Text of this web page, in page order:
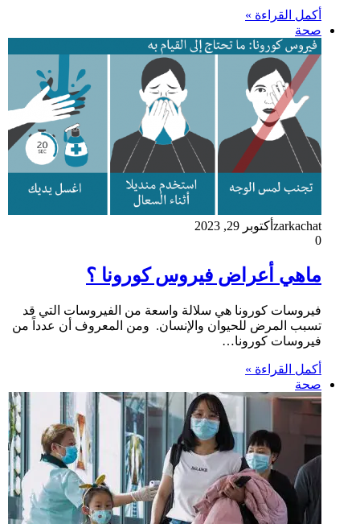
أكمل القراءة »
صحة
zarkachat أكتوبر 29, 2023
0
ماهي أعراض فيروس كورونا ؟
فيروسات كورونا هي سلالة واسعة من الفيروسات التي قد
تسبب المرض للحيوان والإنسان. ومن المعروف أن عدداً من
فيروسات كورونا…
أكمل القراءة »
صحة